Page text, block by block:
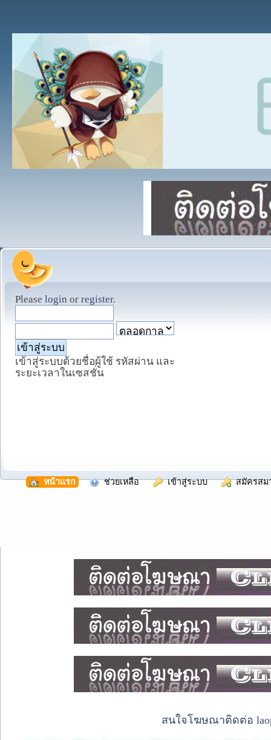
Please login or register.
เข้าสู่ระบบด้วยชื่อผู้ใช้ รหัสผ่าน และ
ระยะเวลาในเซสชั่น
หน้าแรก ช่วยเหลือ เข้าสู่ระบบ สมัครสม
สนใจโฆษณาติดต่อ